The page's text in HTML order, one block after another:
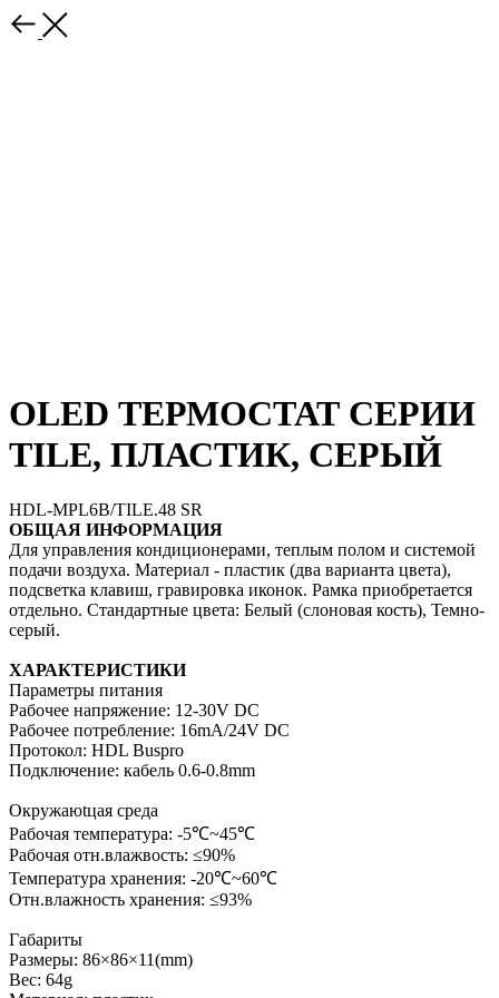
OLED ТЕРМОСТАТ СЕРИИ
TILE, ПЛАСТИК, СЕРЫЙ
HDL-MPL6B/TILE.48 SR
ОБЩАЯ ИНФОРМАЦИЯ
Для управления кондиционерами, теплым полом и системой
подачи воздуха. Материал - пластик (два варианта цвета),
подсветка клавиш, гравировка иконок. Рамка приобретается
отдельно. Стандартные цвета: Белый (слоновая кость), Темно-
серый.
ХАРАКТЕРИСТИКИ
Параметры питания
Рабочее напряжение: 12-30V DC
Рабочее потребление: 16mA/24V DC
Протокол: HDL Buspro
Подключение: кабель 0.6-0.8mm
Окружаюtцая среда
Рабочая температура: -5℃~45℃
Рабочая отн.влажвость: ≤90%
Температура хранения: -20℃~60℃
Отн.влажность хранения: ≤93%
Габариты
Размеры: 86×86×11(mm)
Вес: 64g